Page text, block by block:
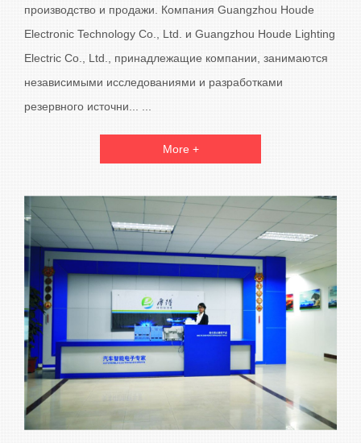
производство и продажи. Компания Guangzhou Houde
Electronic Technology Co., Ltd. и Guangzhou Houde Lighting
Electric Co., Ltd., принадлежащие компании, занимаются
независимыми исследованиями и разработками
резервного источни... ...
More +